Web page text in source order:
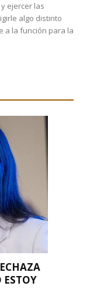
ejercer las
algo distinto
a la función para la
ESTOY